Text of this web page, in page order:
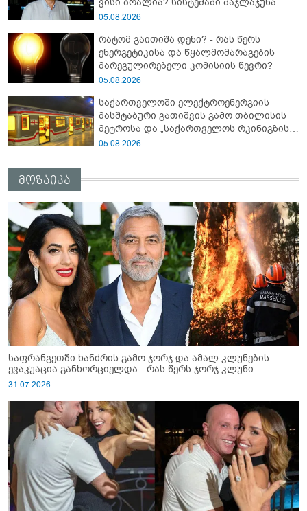
ჩატოვა?" - რას წერს გივი თარგამაძე
05.08.2026
რატომ გაითიშა დენი? - რას წერს
ენერგეტიკისა და წყალმომარაგების
მარეგულირებელი კომისიის წევრი?
05.08.2026
საქართველოში ელექტროენერგიის
მასშტაბური გათიშვის გამო თბილისის
მეტროსა და „საქართველოს რკინიგზის“
მუშაობა შეფერხდა
05.08.2026
მოზაიკა
საფრანგეთში ხანძრის გამო ჯორჯ და ამალ კლუნების
ევაკუაცია განხორციელდა - რას წერს ჯორჯ კლუნი
31.07.2026